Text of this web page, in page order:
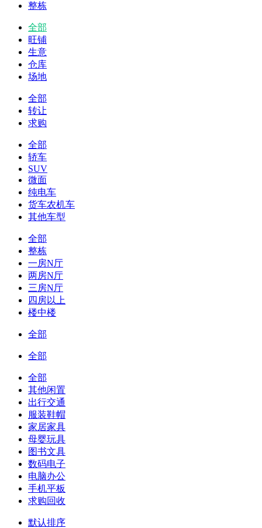
整栋
全部
旺铺
生意
仓库
场地
全部
转让
求购
全部
轿车
SUV
微面
纯电车
货车农机车
其他车型
全部
整栋
一房N厅
两房N厅
三房N厅
四房以上
楼中楼
全部
全部
全部
其他闲置
出行交通
服装鞋帽
家居家具
母婴玩具
图书文具
数码电子
电脑办公
手机平板
求购回收
默认排序